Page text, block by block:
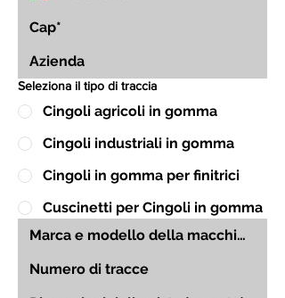
Seleziona il tipo di traccia
Cingoli agricoli in gomma
Cingoli industriali in gomma
Cingoli in gomma per finitrici
Cuscinetti per Cingoli in gomma